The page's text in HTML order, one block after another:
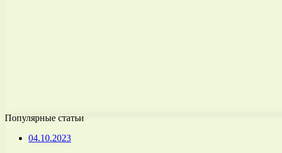
Популярные статьи
04.10.2023